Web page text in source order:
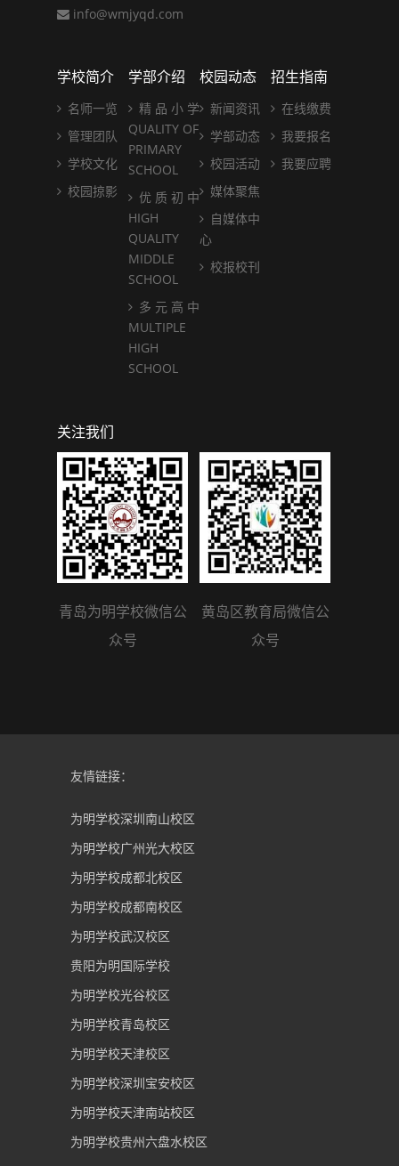
info@wmjyqd.com
学校简介
名师一览
管理团队
学校文化
校园掠影
学部介绍
精 品 小 学
QUALITY OF
PRIMARY
SCHOOL
优 质 初 中
HIGH
QUALITY
MIDDLE
SCHOOL
多 元 高 中
MULTIPLE
HIGH
SCHOOL
校园动态
新闻资讯
学部动态
校园活动
媒体聚焦
自媒体中
心
校报校刊
招生指南
在线缴费
我要报名
我要应聘
关注我们
青岛为明学校微信公
众号
黄岛区教育局微信公
众号
友情链接：
为明学校深圳南山校区
为明学校广州光大校区
为明学校成都北校区
为明学校成都南校区
为明学校武汉校区
贵阳为明国际学校
为明学校光谷校区
为明学校青岛校区
为明学校天津校区
为明学校深圳宝安校区
为明学校天津南站校区
为明学校贵州六盘水校区